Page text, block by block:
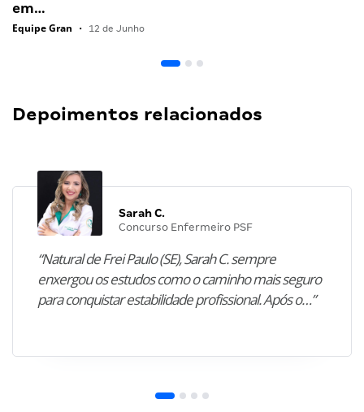
em…
Equipe Gran • 12 de Junho
Depoimentos relacionados
Sarah C.
Concurso Enfermeiro PSF
“Natural de Frei Paulo (SE), Sarah C. sempre
enxergou os estudos como o caminho mais seguro
para conquistar estabilidade profissional. Após o…”